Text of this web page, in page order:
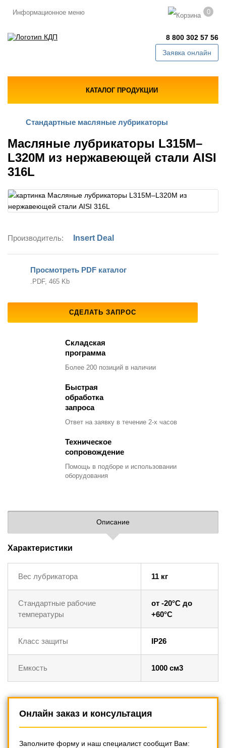
Информационное меню 0
8 800 302 57 56
Заявка онлайн
КАТАЛОГ ПРОДУКЦИИ
Стандартные масляные лубрикаторы
Масляные лубрикаторы L315M–
L320M из нержавеющей стали AISI
316L
Производитель: Insert Deal
Просмотреть PDF каталог
.PDF, 465 Kb
СДЕЛАТЬ ЗАПРОС
Складская
программа
Более 200 позиций в наличии
Быстрая
обработка
запроса
Ответ на заявку в течение 2-х часов
Техническое
сопровождение
Помощь в подборе и использовании
оборудования
Описание
Характеристики
Вес лубрикатора 11 кг
Стандартные рабочие
температуры
от -20°C до
+60°C
Класс защиты IP26
Емкость 1000 см3
Онлайн заказ и консультация
Заполните форму и наш специалист сообщит Вам: